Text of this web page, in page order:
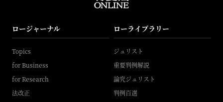
ロージャーナル
Topics
for Business
for Research
法改正
ローライブラリー
ジュリスト
重要判例解説
論究ジュリスト
判例百選